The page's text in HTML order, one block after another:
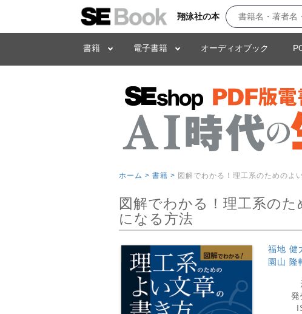
翔泳社の本
書籍 電子書籍 オーディオブック
ホーム > 書籍 > 図解でわかる！理工系のためのよ
図解でわかる！理工系の
になる方法
福地 健
園山 隆
発